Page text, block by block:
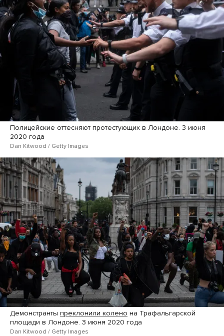
Полицейские оттесняют протестующих в Лондоне. 3 июня
2020 года
Dan Kitwood / Getty Images
Демонстранты преклонили колено на Трафальгарской
площади в Лондоне. 3 июня 2020 года
Dan Kitwood / Getty Images